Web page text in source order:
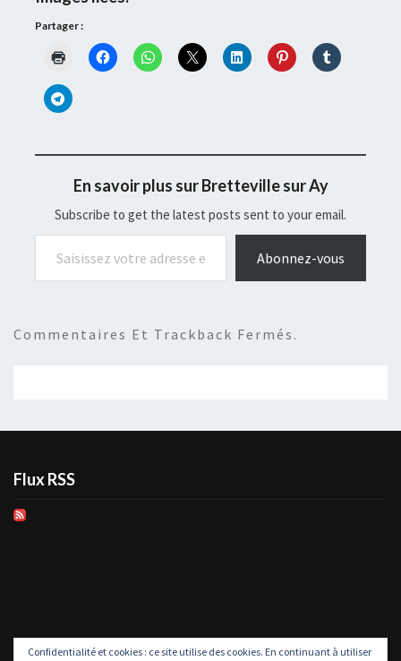
Partager :
En savoir plus sur Bretteville sur Ay
Subscribe to get the latest posts sent to your email.
Saisissez votre adresse e-mail…
Abonnez-vous
Commentaires Et Trackback Fermés.
Flux RSS
Confidentialité et cookies : ce site utilise des cookies. En continuant à utiliser